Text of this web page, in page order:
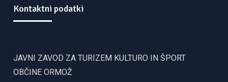
Kontaktni podatki
JAVNI ZAVOD ZA TURIZEM KULTURO IN ŠPORT
OBČINE ORMOŽ